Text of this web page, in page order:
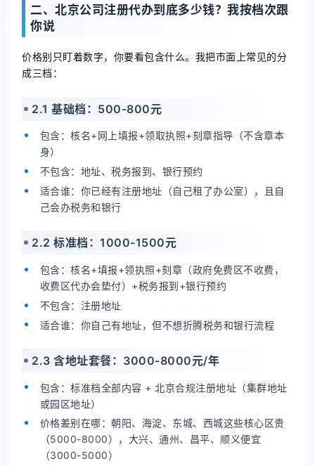
二、北京公司注册代办到底多少钱？我按档次跟
你说
价格别只盯着数字，你要看包含什么。我把市面上常见的分
成三档：
2.1 基础档：500-800元
包含：核名+网上填报+领取执照+刻章指导（不含章本
身）
不包含：地址、税务报到、银行预约
适合谁：你已经有注册地址（自己租了办公室），且自
己会办税务和银行
2.2 标准档：1000-1500元
包含：核名+填报+领执照+刻章（政府免费区不收费，
收费区代办会垫付）+税务报到+银行预约
不包含：注册地址
适合谁：你自己有地址，但不想折腾税务和银行流程
2.3 含地址套餐：3000-8000元/年
包含：标准档全部内容 + 北京合规注册地址（集群地址
或园区地址）
价格差别在哪：朝阳、海淀、东城、西城这些核心区贵
（5000-8000），大兴、通州、昌平、顺义便宜
（3000-5000）